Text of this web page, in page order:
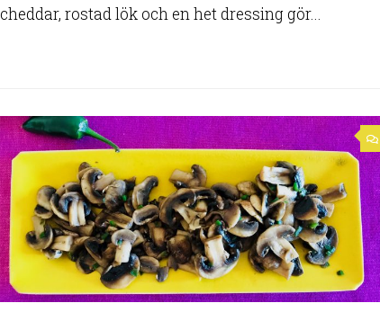
cheddar, rostad lök och en het dressing gör...